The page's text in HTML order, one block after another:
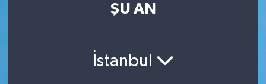
ŞU AN
İstanbul